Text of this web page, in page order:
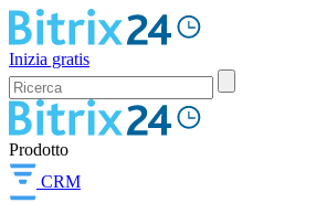
Inizia gratis
Prodotto
CRM